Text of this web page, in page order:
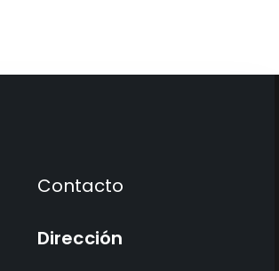
Contacto
Dirección